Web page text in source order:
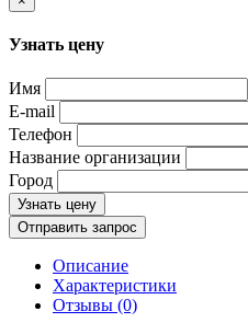
Узнать цену
Имя
E-mail
Телефон
Название организации
Город
Узнать цену
Отправить запрос
Описание
Характеристики
Отзывы (0)